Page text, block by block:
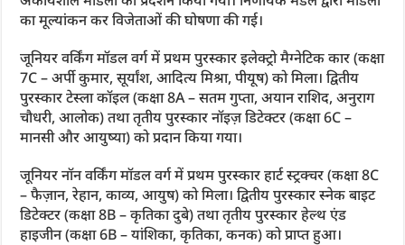
का मूल्यांकन कर विजेताओं की घोषणा की गई।
जूनियर वर्किंग मॉडल वर्ग में प्रथम पुरस्कार इलेक्ट्रो मैग्नेटिक कार (कक्षा
7C – अर्पी कुमार, सूर्यांश, आदित्य मिश्रा, पीयूष) को मिला। द्वितीय
पुरस्कार टेस्ला कॉइल (कक्षा 8A – सतम गुप्ता, अयान राशिद, अनुराग
चौधरी, आलोक) तथा तृतीय पुरस्कार नॉइज़ डिटेक्टर (कक्षा 6C –
मानसी और आयुष्या) को प्रदान किया गया।
जूनियर नॉन वर्किंग मॉडल वर्ग में प्रथम पुरस्कार हार्ट स्ट्रक्चर (कक्षा 8C
– फैज़ान, रेहान, काव्य, आयुष) को मिला। द्वितीय पुरस्कार स्नेक बाइट
डिटेक्टर (कक्षा 8B – कृतिका दुबे) तथा तृतीय पुरस्कार हेल्थ एंड
हाइजीन (कक्षा 6B – यांशिका, कृतिका, कनक) को प्राप्त हुआ।